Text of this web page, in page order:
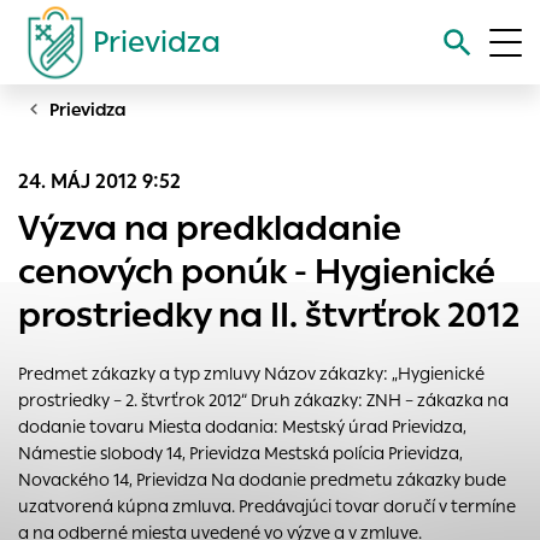
Prievidza
Vyhľadávanie
Prievidza
24. MÁJ 2012 9:52
Výzva na predkladanie
cenových ponúk - Hygienické
prostriedky na II. štvrťrok 2012
Predmet zákazky a typ zmluvy Názov zákazky: „Hygienické
prostriedky – 2. štvrťrok 2012“ Druh zákazky: ZNH – zákazka na
dodanie tovaru Miesta dodania: Mestský úrad Prievidza,
Námestie slobody 14, Prievidza Mestská polícia Prievidza,
Novackého 14, Prievidza Na dodanie predmetu zákazky bude
uzatvorená kúpna zmluva. Predávajúci tovar doručí v termíne
a na odberné miesta uvedené vo výzve a v zmluve.
Nastavenie cookies
Cookies sú malé súbory, do ktorých webové stránky môžu
ukladať informácie o vašej aktivite a preferenciách.
Používajú sa napríklad k tomu, aby si webový prehliadač
zapamätoval Vaše prihlásenie alebo aby sa uložila Vaša
voľba v tomto okne.
Vyberte úroveň cookies, ktorú chcete povoliť
Technické cookies
Technické súbory cookie sú pre prevádzku nevyhnutné a
pomáhajú urobiť webové stránky uplatniteľnými tým, že
umožňujú základné funkcie, ako je navigácia na stránke a